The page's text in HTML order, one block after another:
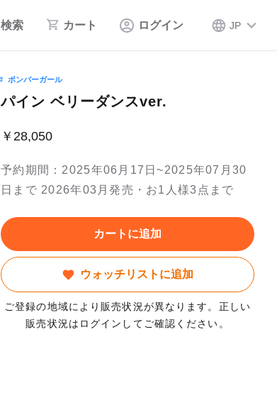
検索 カート ログイン JP
ボンバーガール
パイン ベリーダンスver.
￥28,050
予約期間：2025年06月17日~2025年07月30
日まで 2026年03月発売・お1人様3点まで
カートに追加
ウォッチリストに追加
ご登録の地域により販売状況が異なります。正しい
販売状況はログインしてご確認ください。